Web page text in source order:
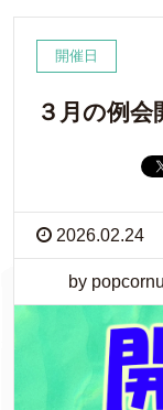
開催日
３月の例会
2026.02.24
by